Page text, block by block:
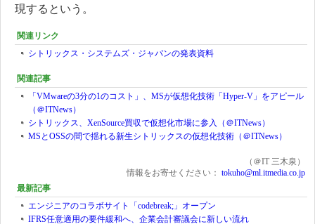
現するという。
関連リンク
シトリックス・システムズ・ジャパンの発表資料
関連記事
「VMwareの3分の1のコスト」、MSが仮想化技術「Hyper-V」をアピール
（＠ITNews）
シトリックス、XenSource買収で仮想化市場に参入（＠ITNews）
MSとOSSの間で揺れる新生シトリックスの仮想化技術（＠ITNews）
（＠IT 三木泉）
情報をお寄せください： tokuho@ml.itmedia.co.jp
最新記事
エンジニアのコラボサイト「codebreak;」オープン
IFRS任意適用の要件緩和へ、企業会計審議会に新しい流れ